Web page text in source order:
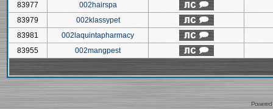
83977
002hairspa
83979
002klassypet
83981
002laquintapharmacy
83955
002mangpest